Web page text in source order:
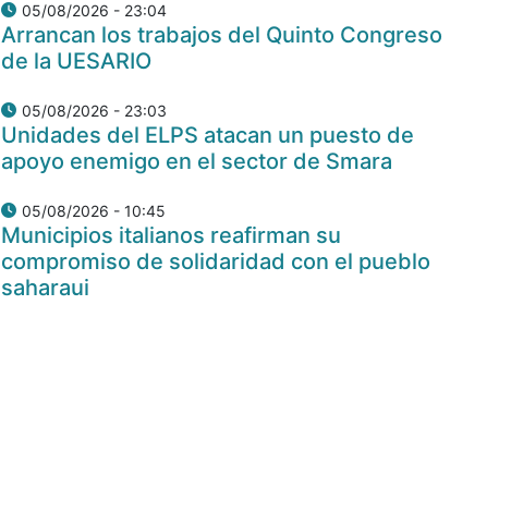
05/08/2026 - 23:04
Arrancan los trabajos del Quinto Congreso
de la UESARIO
05/08/2026 - 23:03
Unidades del ELPS atacan un puesto de
apoyo enemigo en el sector de Smara
05/08/2026 - 10:45
Municipios italianos reafirman su
compromiso de solidaridad con el pueblo
saharaui